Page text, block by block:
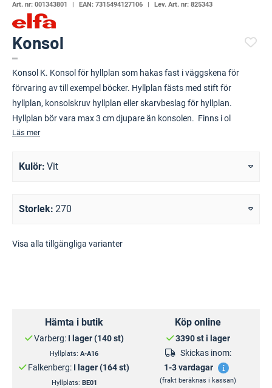
Art. nr: 001343801 EAN: 7315494127106 Lev. Art. nr: 825343
Konsol
Konsol K. Konsol för hyllplan som hakas fast i väggskena för
förvaring av till exempel böcker. Hyllplan fästs med stift för
hyllplan, konsolskruv hyllplan eller skarvbeslag för hyllplan.
Hyllplan bör vara max 3 cm djupare än konsolen. Finns i ol
Läs mer
Kulör Vit
Storlek 270
Visa alla tillgängliga varianter
Hämta i butik
Varberg: I lager (140 st)
Hyllplats: A-A16
Falkenberg: I lager (164 st)
Hyllplats: BE01
Köp online
3390 st i lager
Skickas inom:
1-3 vardagar
(frakt beräknas i kassan)